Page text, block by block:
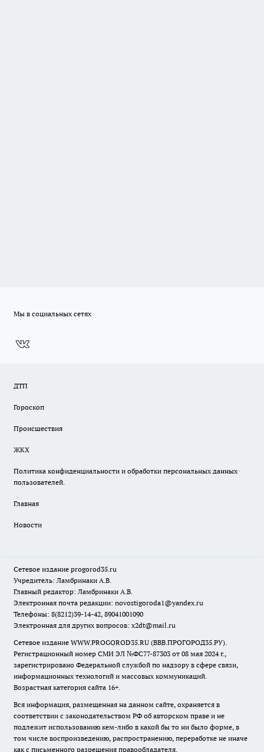
Мы в социальных сетях
ДТП
Гороскоп
Происшествия
ЖКХ
Политика конфиденциальности и обработки персональных данных
пользователей.
Главная
Новости
Сетевое издание progorod35.ru
Учредитель: Ламбринаки А.В.
Главный редактор: Ламбринаки А.В.
Электронная почта редакции: novostigoroda1@yandex.ru
Телефоны: 8(8212)39-14-42, 89041001090
Электронная для других вопросов: x2dt@mail.ru
Сетевое издание WWW.PROGOROD35.RU (ВВВ.ПРОГОРОД35.РУ).
Регистрационный номер СМИ ЭЛ №ФС77-87303 от 08 мая 2024 г.,
зарегистрировано Федеральной службой по надзору в сфере связи,
информационных технологий и массовых коммуникаций.
Возрастная категория сайта 16+.
Вся информация, размещенная на данном сайте, охраняется в
соответствии с законодательством РФ об авторском праве и не
подлежит использованию кем-либо в какой бы то ни было форме, в
том числе воспроизведению, распространению, переработке не иначе
как с письменного разрешения правообладателя.